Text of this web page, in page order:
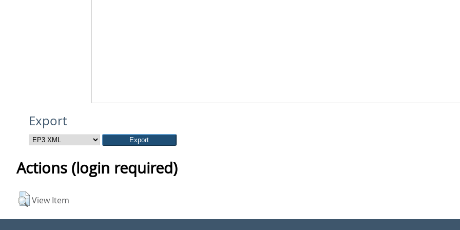
Export
Actions (login required)
View Item